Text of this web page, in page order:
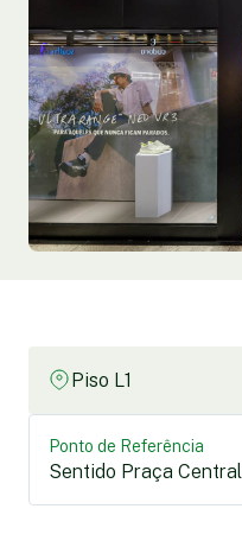
Piso L1
Ponto de Referência
Sentido Praça Central